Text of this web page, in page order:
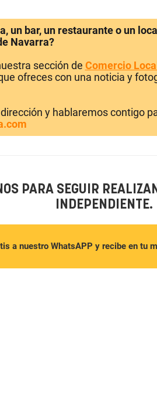
un bar, un restaurante o un
Navarra?
sección de Comercio Local
ofreces con una noticia y
y hablaremos contigo
PARA SEGUIR
INDEPENDIENTE.
a nuestro WhatsAPP y recibe en tu